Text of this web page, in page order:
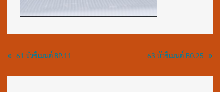
« 61 บัวซีเมนต์ BP.11 63 บัวซีเมนต์ BO.25 »